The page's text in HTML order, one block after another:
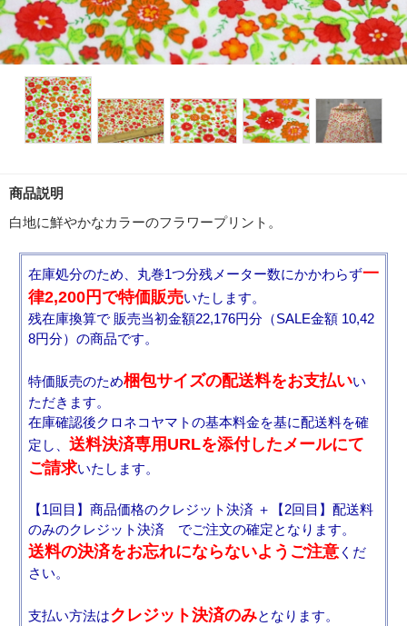
商品説明
白地に鮮やかなカラーのフラワープリント。
在庫処分のため、丸巻1つ分残メーター数にかかわらず一
律2,200円で特価販売いたします。
残在庫換算で 販売当初金額22,176円分（SALE金額 10,42
8円分）の商品です。
特価販売のため梱包サイズの配送料をお支払いい
ただきます。
在庫確認後クロネコヤマトの基本料金を基に配送料を確
定し、 送料決済専用URLを添付したメールにて
ご請求いたします。
【1回目】商品価格のクレジット決済 ＋【2回目】配送料
のみのクレジット決済 でご注文の確定となります。
送料の決済をお忘れにならないようご注意くだ
さい。
支払い方法はクレジット決済のみとなります。